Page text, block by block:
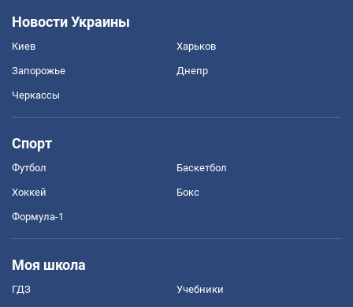
Новости Украины
Киев Харьков
Запорожье Днепр
Черкассы
Спорт
Футбол Баскетбол
Хоккей Бокс
Формула-1
Моя школа
ГДЗ Учебники